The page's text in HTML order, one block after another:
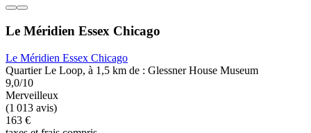
Le Méridien Essex Chicago
Le Méridien Essex Chicago
Quartier Le Loop, à 1,5 km de : Glessner House Museum
9,0/10
Merveilleux
(1 013 avis)
163 €